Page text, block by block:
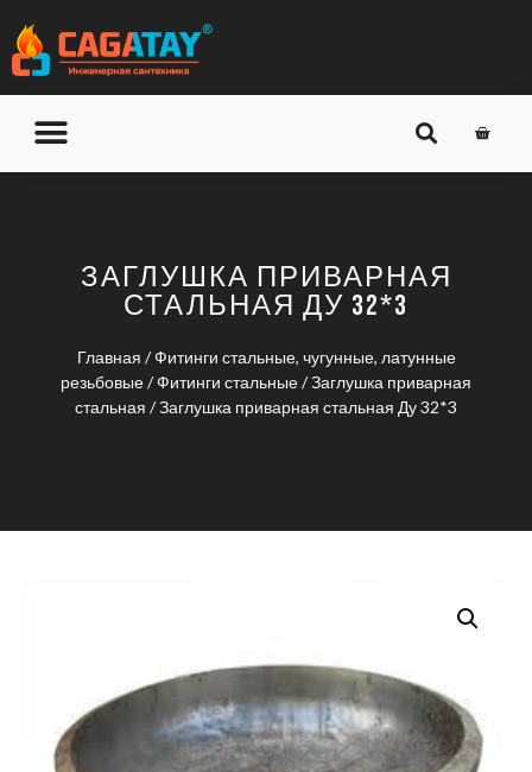
ЗАГЛУШКА ПРИВАРНАЯ
СТАЛЬНАЯ ДУ 32*3
Главная /Фитинги стальные, чугунные, латунные
резьбовые/Фитинги стальные/Заглушка приварная
стальная / Заглушка приварная стальная Ду 32*3